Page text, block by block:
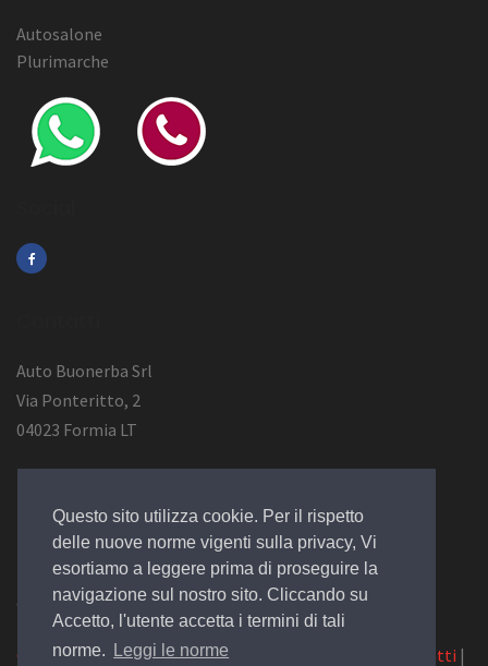
Questo sito utilizza cookie. Per il rispetto
delle nuove norme vigenti sulla privacy, Vi
esortiamo a leggere prima di proseguire la
navigazione sul nostro sito. Cliccando su
Accetto, l'utente accetta i termini di tali
norme.
Leggi le norme
Autosalone
Plurimarche
Auto Buonerba Srl
Via Ponteritto, 2
04023 Formia LT
P.Iva 01473730594
© 2019 Design byEGSoft
Cookie|Privacy Law|Azienda Contatti |